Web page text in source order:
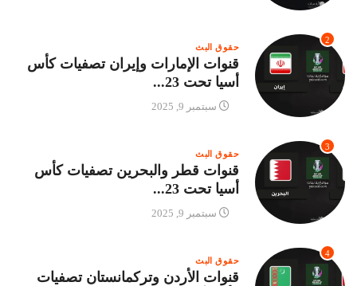
2
حقوق البث
قنوات الإمارات وإيران تصفيات كأس
أسيا تحت 23...
سبتمبر 9, 2025
3
حقوق البث
قنوات قطر والبحرين تصفيات كأس
أسيا تحت 23...
سبتمبر 9, 2025
4
حقوق البث
قنوات الأردن وتركمانستان تصفيات